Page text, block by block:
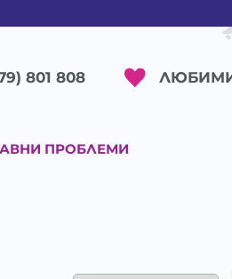
801 808
ПРОБЛЕМИ